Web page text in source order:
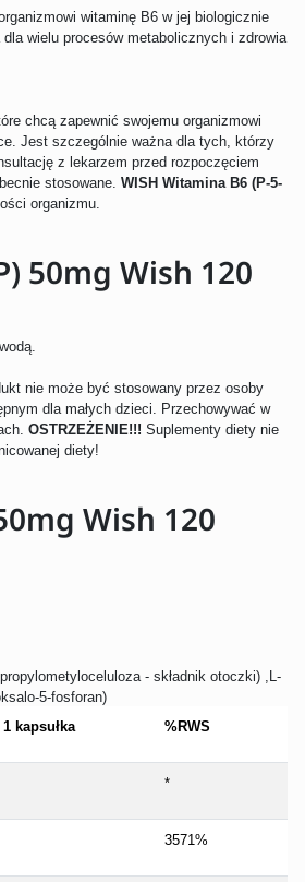
witaminę B6 w jej biologicznie
wielu procesów metabolicznych i zdrowia
chcą zapewnić swojemu organizmowi
Jest szczególnie ważna dla tych, którzy
z lekarzem przed rozpoczęciem
stosowane. WISH Witamina B6 (P-5-
organizmu.
50mg Wish 120
nie może być stosowany przez osoby
dla małych dzieci. Przechowywać w
OSTRZEŻENIE!!! Suplementy diety nie
diety!
Wish 120
- składnik otoczki) ,L-
5-fosforan)
kapsułka %RWS
*
3571%